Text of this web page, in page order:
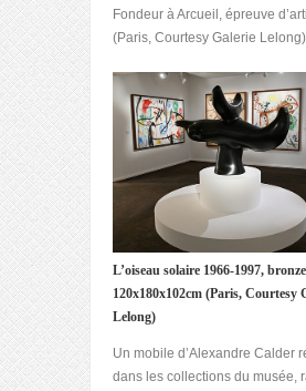
Fondeur à Arcueil, épreuve
(Paris, Courtesy Galerie Lelong)
L’oiseau solaire 1966-1997, bronze
120x180x102cm (Paris, Courtesy
Lelong)
Un mobile d’Alexandre Calder
dans les collections du musée,